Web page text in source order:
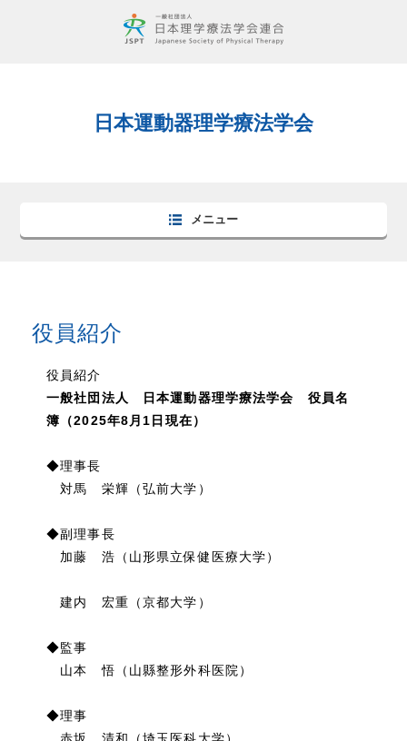
日本運動器理学療法学会
メニュー
役員紹介
役員紹介
一般社団法人 日本運動器理学療法学会 役員名
簿（2025年8月1日現在）
◆理事長
対馬 栄輝（弘前大学）
◆副理事長
加藤 浩（山形県立保健医療大学）
建内 宏重（京都大学）
◆監事
山本 悟（山縣整形外科医院）
◆理事